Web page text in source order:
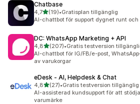
Chatbase
4,7av 5 stjärnor
(19)
19 recensioner totalt
•Gratisplan tillgänglig
AI-chattbot för support dygnet runt
DC: WhatsApp Marketing + API
4,8av 5 stjärnor
(207)
207 recensioner totalt
•Gratis testversion
AI-chattbot för IG/FB/e-post,
av varukorgar
eDesk ‑ AI, Helpdesk & Chat
4,8av 5 stjärnor
(27)
27 recensioner totalt
•Gratis testversion tillgänglig
AI-assisterad kundsupport för att
varumärke